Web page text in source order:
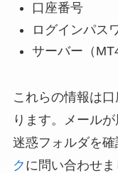
口座番号
ログインパス
サーバー（
これらの情報は
ります。メール
迷惑フォルダを確
ク に問い合わせま